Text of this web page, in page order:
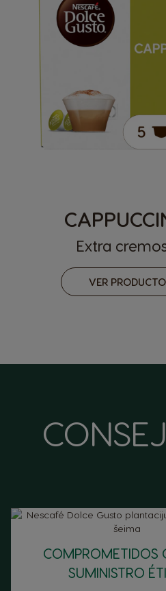
Extra
VER PRODUCTO
COMPROMETIDOS
SUMINISTRO